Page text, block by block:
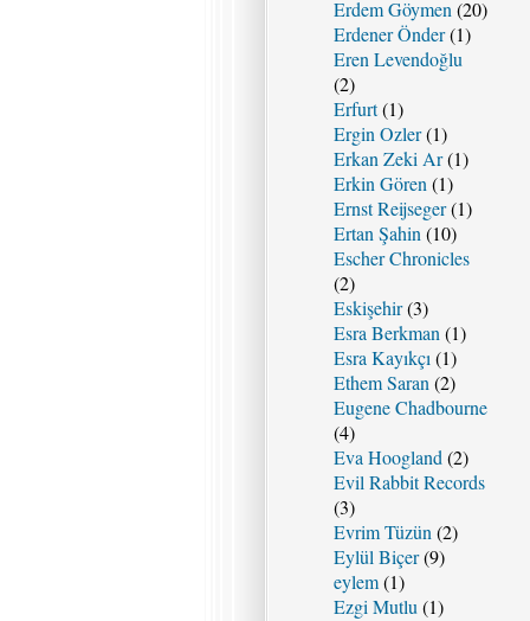
Erdem Göymen (20)
Erdener Önder(1)
Eren Levendoğlu
(2)
Erfurt(1)
Ergin Ozler(1)
Erkan Zeki Ar(1)
Erkin Gören (1)
Ernst Reijseger(1)
Ertan Şahin (10)
Escher Chronicles
(2)
Eskişehir(3)
Esra Berkman (1)
Esra Kayıkçı (1)
Ethem Saran (2)
Eugene Chadbourne
(4)
Eva Hoogland (2)
Evil Rabbit Records
(3)
Evrim Tüzün (2)
Eylül Biçer(9)
eylem(1)
Ezgi Mutlu (1)